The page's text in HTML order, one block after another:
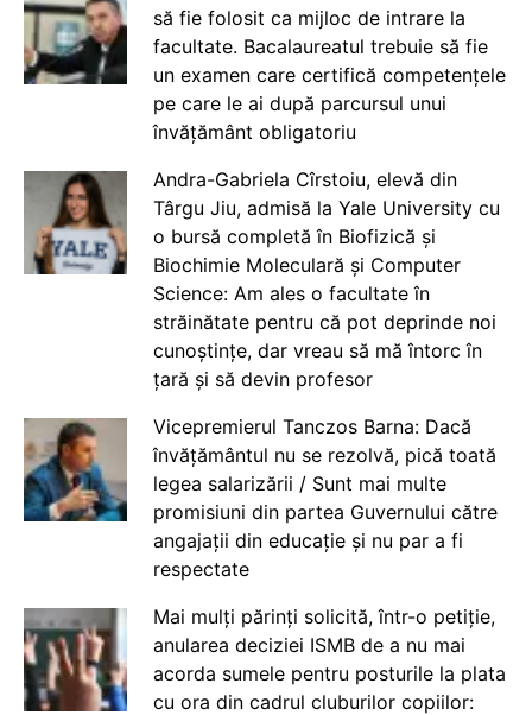
să fie folosit ca mijloc de intrare la
facultate. Bacalaureatul trebuie să fie
un examen care certifică competențele
pe care le ai după parcursul unui
învățământ obligatoriu
Andra-Gabriela Cîrstoiu, elevă din
Târgu Jiu, admisă la Yale University cu
o bursă completă în Biofizică și
Biochimie Moleculară și Computer
Science: Am ales o facultate în
străinătate pentru că pot deprinde noi
cunoștințe, dar vreau să mă întorc în
țară și să devin profesor
Vicepremierul Tanczos Barna: Dacă
învățământul nu se rezolvă, pică toată
legea salarizării / Sunt mai multe
promisiuni din partea Guvernului către
angajații din educație și nu par a fi
respectate
Mai mulți părinți solicită, într-o petiție,
anularea deciziei ISMB de a nu mai
acorda sumele pentru posturile la plata
cu ora din cadrul cluburilor copiilor: